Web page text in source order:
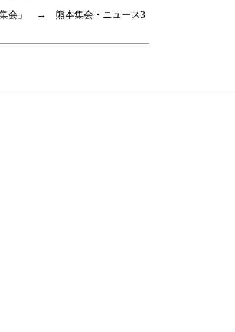
会」 → 熊本集会・ニュース3